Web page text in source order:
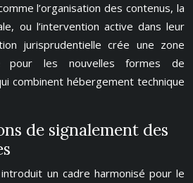
l’organisation des contenus, la
ou l’intervention active dans leur
jurisprudentielle crée une zone
pour les nouvelles formes de
combinent hébergement technique
de signalement des
un cadre harmonisé pour le